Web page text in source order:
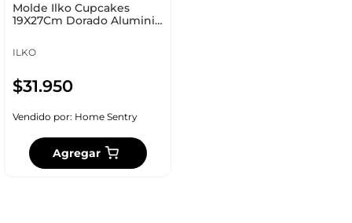
Molde Ilko Cupcakes
19X27Cm Dorado Aluminio
ILKO
$31.950
Vendido por: Home Sentry
Agregar